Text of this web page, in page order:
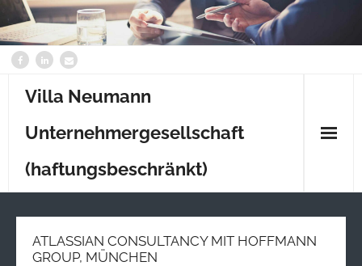
Villa Neumann
Unternehmergesellschaft
(haftungsbeschränkt)
Content
ATLASSIAN CONSULTANCY MIT HOFFMANN
GROUP, MÜNCHEN